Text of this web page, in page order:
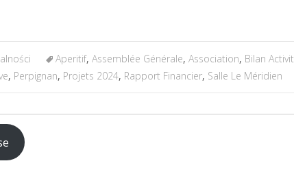
Aperitif, Assemblée Générale, Association, Bilan
, Perpignan, Projets 2024, Rapport Financier, Salle Le Méridien